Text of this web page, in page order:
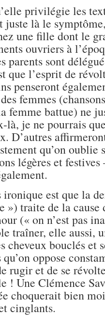
privilégie les
juste là le
une fille dont le
ouvriers à
parents sont
que l’esprit de
penseront
femmes
femme battue) ne
là, je ne pourrais
D’autres
qu’on oublie
légères et
est que la
») traite de la cause
(« on n’est pas
traîner, elle aussi,
cheveux bouclés et
oppose
rugir et de se
! Une Clémence
choquerait bien
cinglants.